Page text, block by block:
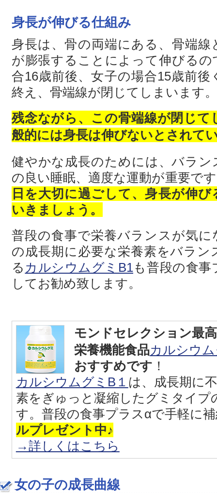
身長が伸びる仕組み
身長は、骨の両端にある、骨端線
が膨張することによって伸びるの
合16歳前後、女子の場合15歳前
終え、骨端線が閉じてしまいます。
残念ながら、この骨端線が閉じて
般的には身長は伸びないとされて
健やかな成長のためには、バラン
の良い睡眠、適度な運動が重要で
日を大切に過ごして、身長が伸
いきましょう。
普段の食事で栄養バランスが気に
の成長期に必要な栄養素をバラン
る カルシウムグミB1も普段の食事
してお勧め致します。
モンドセレクション最
栄養機能食品カルシウ
おすすめです ！
カルシウムグミB１ は、成長期に
素をぎゅっと凝縮したグミタイプ
す。普段の食事プラスαで手軽に
ルプレゼント中♪
→詳しくはこちら
女の子の成長曲線